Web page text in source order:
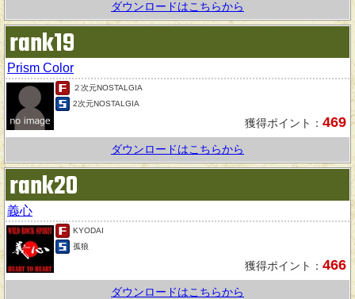
ダウンロードはこちらから
rank19
Prism Color
２次元NOSTALGIA
2次元NOSTALGIA
獲得ポイント： 469
ダウンロードはこちらから
rank20
義心
KYODAI
孤狼
獲得ポイント： 466
ダウンロードはこちらから